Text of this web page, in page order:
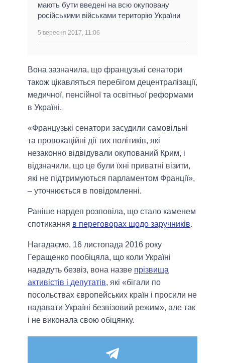
мають бути введені на всю окуповану
російськими військами територію України
5 вересня 2017, 11:06
Вона зазначила, що французькі сенатори
також цікавляться перебігом децентралізації,
медичної, пенсійної та освітньої реформами
в Україні.
«Французькі сенатори засудили самовільні
та провокаційні дії тих політиків, які
незаконно відвідували окупований Крим, і
відзначили, що це були їхні приватні візити,
які не підтримуються парламентом Франції»,
– уточнюється в повідомленні.
Раніше нардеп розповіла, що стало каменем
спотикання в переговорах щодо заручників.
Нагадаємо, 16 листопада 2016 року
Геращенко пообіцяла, що коли Україні
нададуть безвіз, вона назве прізвища
активістів і депутатів, які «бігали по
посольствах європейських країн і просили не
надавати Україні безвізовий режим», але так
і не виконала свою обіцянку.